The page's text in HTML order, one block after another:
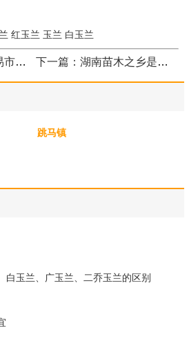
红玉兰 玉兰 白玉兰
上一篇：长沙苗木交易市场位置在哪 下一篇：湖南苗木之乡是什么地方
跳马镇
白玉兰、广玉兰、二乔玉兰的区别